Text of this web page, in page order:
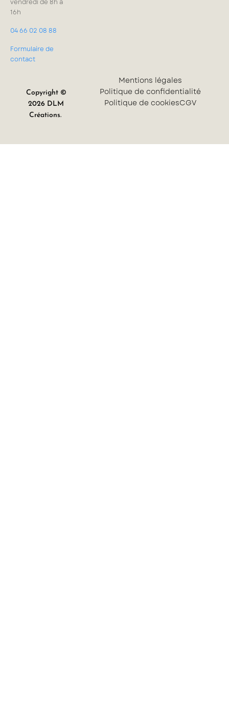
vendredi de 8h à
16h
04 66 02 08 88
Formulaire de
contact
Copyright ©
2026 DLM
Créations.
Mentions légales
Politique de confidentialité
Politique de cookiesCGV